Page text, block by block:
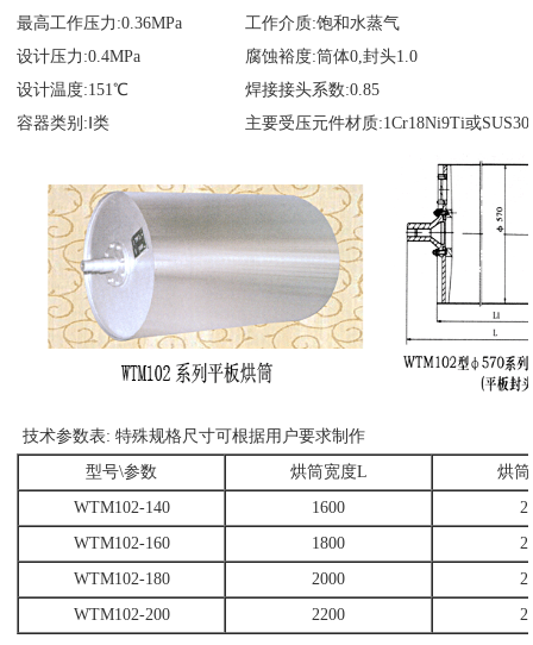
最高工作压力:0.36MPa
设计压力:0.4MPa
设计温度:151℃
容器类别:Ⅰ类
工作介质:饱和水蒸气
腐蚀裕度:筒体0,封头1.0
焊接接头系数:0.85
主要受压元件材质:1Cr18Ni9Ti或
技术参数表: 特殊规格尺寸可根据用户要求制作
型号\参数
烘筒宽度L
烘
WTM102-140
1600
WTM102-160
1800
WTM102-180
2000
WTM102-200
2200